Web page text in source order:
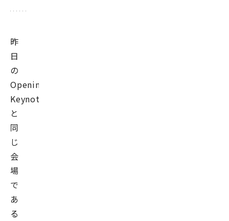
昨
日
の
Opening
Keynote
と
同
じ
会
場
で
あ
る